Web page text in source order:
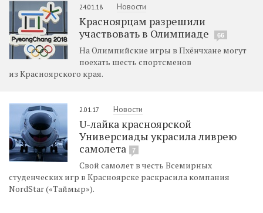
24.01.18 Новости
Красноярцам разрешили
участвовать в Олимпиаде
66
На Олимпийские игры в Пхёнчхане могут
поехать шесть спортсменов
из Красноярского края.
2.01.17 Новости
U-лайка красноярской
Универсиады украсила ливрею
самолета
7
Свой самолет в честь Всемирных
студенческих игр в Красноярске раскрасила компания
NordStar («Таймыр»).